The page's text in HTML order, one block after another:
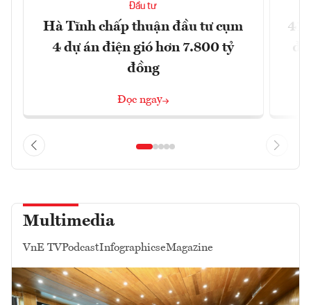
Đầu tư
Hà Tĩnh chấp thuận đầu tư cụm
4 dự án điện gió hơn 7.800 tỷ
đồng
Đọc ngay
41
Multimedia
VnE TVPodcastInfographicseMagazine